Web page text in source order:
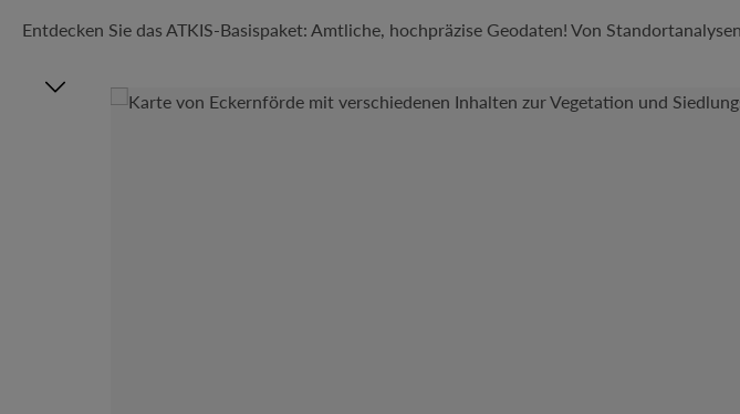
Entdecken Sie das ATKIS-Basispaket: Amtliche, hochpräzise Geodaten! Von
Bildergalerie überspringen